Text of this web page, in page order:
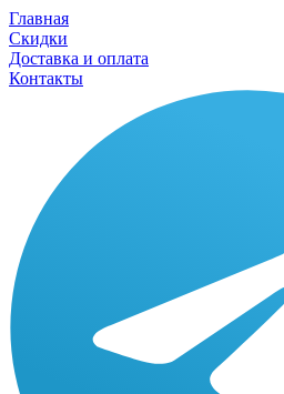
Главная
Скидки
Доставка и оплата
Контакты